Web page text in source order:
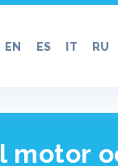
EN ES IT RU
motor